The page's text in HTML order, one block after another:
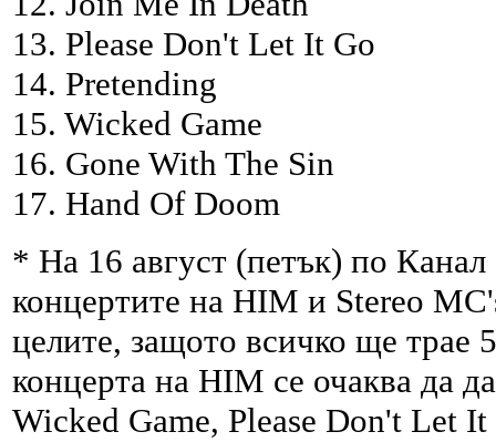
13. Please Don't Let It Go
14. Pretending
15. Wicked Game
16. Gone With The Sin
17. Hand Of Doom
* На 16 август (петък) по
концертите на HIM и Stereo
целите, защото всичко ще
концерта на HIM се очаква да
Wicked Game, Please Don't Let